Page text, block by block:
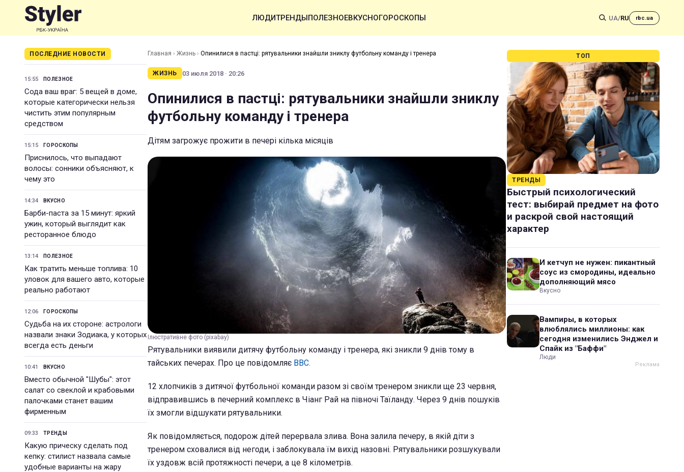
ЛЮДИТРЕНДЫПОЛЕЗНОЕВКУСНОГОРОСКОПЫ UA/RU rbc.ua
ПОСЛЕДНИЕ НОВОСТИ
15:55 ПОЛЕЗНОЕ
Сода ваш враг: 5 вещей в доме,
которые категорически нельзя
чистить этим популярным
средством
15:15 ГОРОСКОПЫ
Приснилось, что выпадают
волосы: сонники объясняют, к
чему это
14:34 ВКУСНО
Барби-паста за 15 минут: яркий
ужин, который выглядит как
ресторанное блюдо
13:14 ПОЛЕЗНОЕ
Как тратить меньше топлива: 10
уловок для вашего авто, которые
реально работают
12:06 ГОРОСКОПЫ
Судьба на их стороне: астрологи
назвали знаки Зодиака, у которых
всегда есть деньги
10:41 ВКУСНО
Вместо обычной "Шубы": этот
салат со свеклой и крабовыми
палочками станет вашим
фирменным
09:33 ТРЕНДЫ
Какую прическу сделать под
кепку: стилист назвала самые
удобные варианты на жару
Главная › Жизнь › Опинилися в пастці: рятувальники знайшли зниклу футбольну команду і тренера
ЖИЗНЬ 03 июля 2018 · 20:26
Опинилися в пастці: рятувальники знайшли зниклу
футбольну команду і тренера
Дітям загрожує прожити в печері кілька місяців
Ілюстративне фото (pixabay)
Рятувальники виявили дитячу футбольну команду і тренера, які зникли 9 днів тому в
тайських печерах. Про це повідомляє BBC.
12 хлопчиків з дитячої футбольної команди разом зі своїм тренером зникли ще 23 червня,
відправившись в печерний комплекс в Чіанг Рай на півночі Таїланду. Через 9 днів пошуків
їх змогли відшукати рятувальники.
Як повідомляється, подорож дітей перервала злива. Вона залила печеру, в якій діти з
тренером сховалися від негоди, і заблокувала їм вихід назовні. Рятувальники розшукували
їх уздовж всій протяжності печери, а це 8 кілометрів.
ТОП
ТРЕНДЫ
Быстрый психологический
тест: выбирай предмет на фото
и раскрой свой настоящий
характер
И кетчуп не нужен: пикантный
соус из смородины, идеально
дополняющий мясо
Вкусно
Вампиры, в которых
влюблялись миллионы: как
сегодня изменились Энджел и
Спайк из "Баффи"
Люди